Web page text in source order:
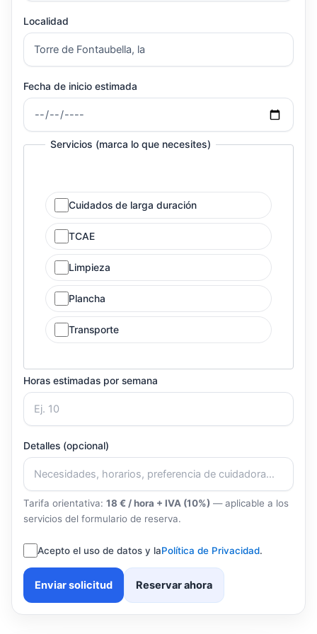
Localidad
Fecha de inicio estimada
Servicios (marca lo que necesites)
Cuidados de larga duración
TCAE
Limpieza
Plancha
Transporte
Horas estimadas por semana
Detalles (opcional)
Tarifa orientativa: 18 € / hora + IVA (10%) — aplicable a los
servicios del formulario de reserva.
Acepto el uso de datos y laPolítica de Privacidad.
Enviar solicitud Reservar ahora